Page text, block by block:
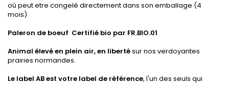
où peut etre congelé directement dans son emballage (4
mois)
Paleron de boeuf Certifié bio par FR.BIO.01
Animal élevé en plein air, en libertésur nos verdoyantes
prairies normandes.
Le label AB est votre label de référence, l'un des seuls qui